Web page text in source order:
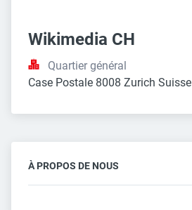
Wikimedia CH
Quartier général
Case Postale 8008 Zurich Suisse
À PROPOS DE NOUS